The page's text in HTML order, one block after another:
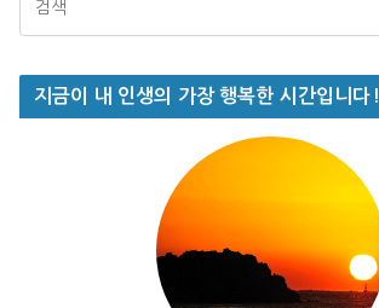
지금이 내 인생의 가장 행복한 시간입니다!